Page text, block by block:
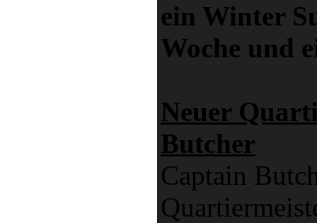
ein Winter
Woche und
Neuer
Butcher
Captain